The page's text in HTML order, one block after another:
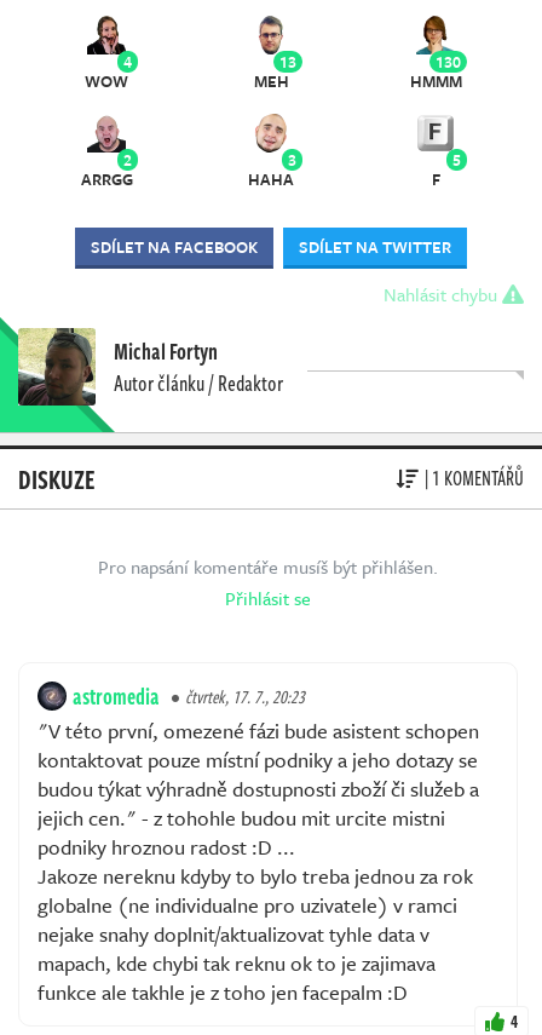
4
WOW
13
MEH
130
HMMM
2
ARRGG
3
HAHA
5
F
SDÍLET NA FACEBOOK SDÍLET NA TWITTER
Nahlásit chybu
Michal Fortyn
Autor článku / Redaktor
DISKUZE | 1 KOMENTÁŘŮ
Pro napsání komentáře musíš být přihlášen.
Přihlásit se
astromedia čtvrtek, 17. 7., 20:23
"V této první, omezené fázi bude asistent schopen
kontaktovat pouze místní podniky a jeho dotazy se
budou týkat výhradně dostupnosti zboží či služeb a
jejich cen." - z tohohle budou mit urcite mistni
podniky hroznou radost :D ...
Jakoze nereknu kdyby to bylo treba jednou za rok
globalne (ne individualne pro uzivatele) v ramci
nejake snahy doplnit/aktualizovat tyhle data v
mapach, kde chybi tak reknu ok to je zajimava
funkce ale takhle je z toho jen facepalm :D
4